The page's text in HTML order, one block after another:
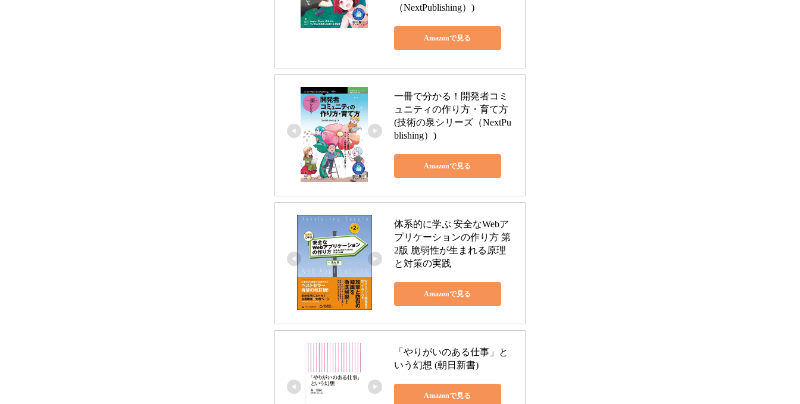
（NextPublishing）)
Amazonで見る
一冊で分かる！開発者コミ
ュニティの作り方・育て方
(技術の泉シリーズ（NextPu
blishing）)
Amazonで見る
体系的に学ぶ 安全なWebア
プリケーションの作り方 第
2版 脆弱性が生まれる原理
と対策の実践
Amazonで見る
「やりがいのある仕事」と
いう幻想 (朝日新書)
Amazonで見る